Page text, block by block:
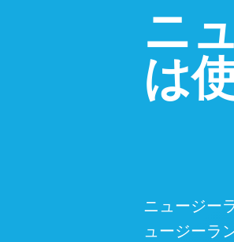
ニ
は
ニュージー
ュージーラ